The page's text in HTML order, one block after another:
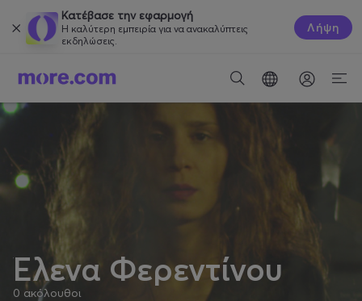
Κατέβασε την εφαρμογή
Η καλύτερη εμπειρία για να ανακαλύπτεις
εκδηλώσεις.
Λήψη
Έλενα Φερεντίνου
0 ακόλουθοι